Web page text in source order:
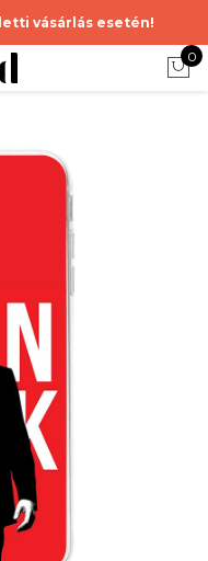
vásárlás esetén!
0